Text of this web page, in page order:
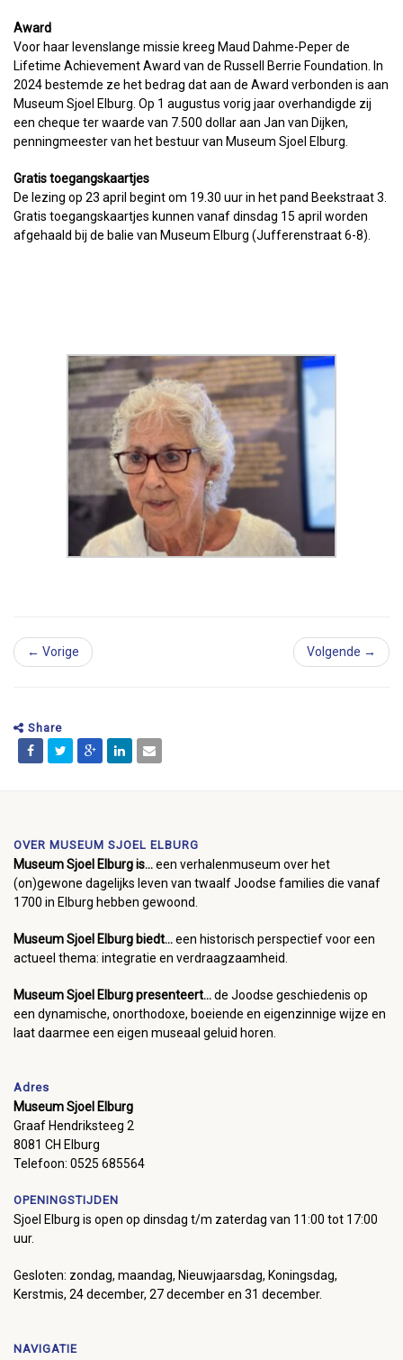
Award
Voor haar levenslange missie kreeg Maud Dahme-Peper de
Lifetime Achievement Award van de Russell Berrie Foundation. In
2024 bestemde ze het bedrag dat aan de Award verbonden is aan
Museum Sjoel Elburg. Op 1 augustus vorig jaar overhandigde zij
een cheque ter waarde van 7.500 dollar aan Jan van Dijken,
penningmeester van het bestuur van Museum Sjoel Elburg.
Gratis toegangskaartjes
De lezing op 23 april begint om 19.30 uur in het pand Beekstraat 3.
Gratis toegangskaartjes kunnen vanaf dinsdag 15 april worden
afgehaald bij de balie van Museum Elburg (Jufferenstraat 6-8).
← Vorige Volgende →
Share
OVER MUSEUM SJOEL ELBURG
Museum Sjoel Elburg is...een verhalenmuseum over het
(on)gewone dagelijks leven van twaalf Joodse families die vanaf
1700 in Elburg hebben gewoond.
Museum Sjoel Elburg biedt...een historisch perspectief voor een
actueel thema: integratie en verdraagzaamheid.
Museum Sjoel Elburg presenteert...de Joodse geschiedenis op
een dynamische, onorthodoxe, boeiende en eigenzinnige wijze en
laat daarmee een eigen museaal geluid horen.
Adres
Museum Sjoel Elburg
Graaf Hendriksteeg 2
8081 CH Elburg
Telefoon: 0525 685564
OPENINGSTIJDEN
Sjoel Elburg is open op dinsdag t/m zaterdag van 11:00 tot 17:00
uur.
Gesloten: zondag, maandag, Nieuwjaarsdag, Koningsdag,
Kerstmis, 24 december, 27 december en 31 december.
NAVIGATIE